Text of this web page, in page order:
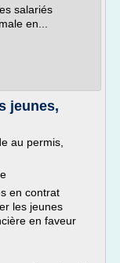
salariés
en...
jeunes,
au permis,
en contrat
les jeunes
en faveur